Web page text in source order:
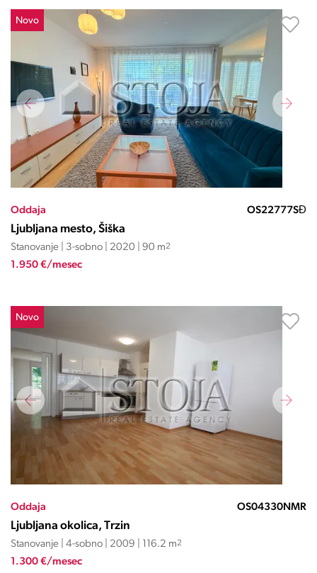
Novo
Oddaja OS22777SĐ
Ljubljana mesto, Šiška
Stanovanje | 3-sobno | 2020 | 90 m2
1.950 €/mesec
Novo
Oddaja OS04330NMR
Ljubljana okolica, Trzin
Stanovanje | 4-sobno | 2009 | 116.2 m2
1.300 €/mesec